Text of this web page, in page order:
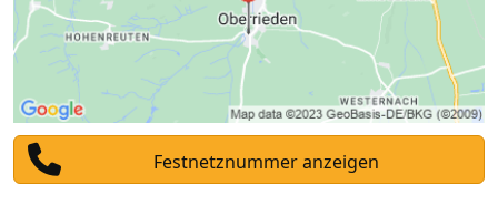
Festnetznummer anzeigen